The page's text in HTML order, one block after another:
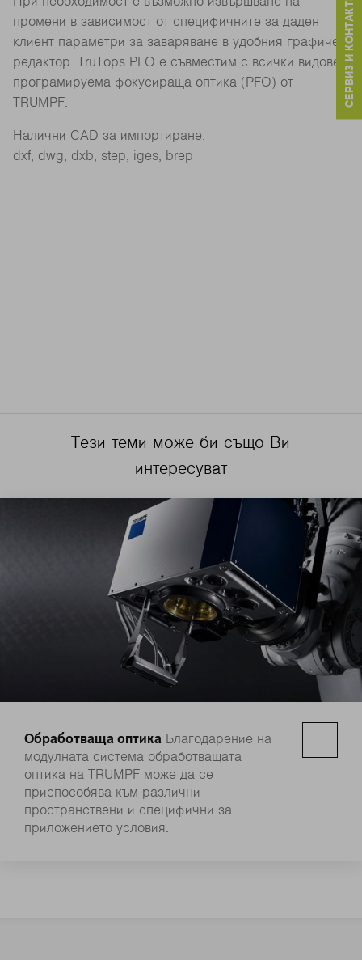
промени в зависимост от специфичните за даден
клиент параметри за заваряване в удобния графичен
редактор. TruTops PFO е съвместим с всички видове
програмируема фокусираща оптика (PFO) от
TRUMPF.
Налични CAD за импортиране:
dxf, dwg, dxb, step, iges, brep
Тези теми може би също Ви
интересуват
Обработваща оптика Благодарение на
модулната система обработващата
оптика на TRUMPF може да се
приспособява към различни
пространствени и специфични за
приложението условия.
СЕРВИЗ И КОНТАКТИ